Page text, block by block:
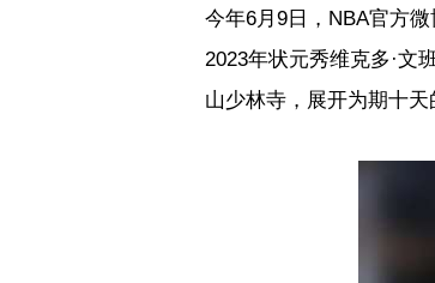
今年6月 9 日， NBA官方微
2023年状元秀维克多·文
山少林寺，展开为期十